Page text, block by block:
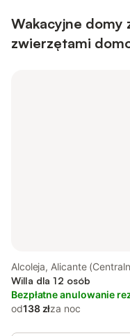
Wakacyjne domy
zwierzętami
Alcoleja, Alicante
Willa dla 12 osób
Bezpłatne anulowanie
od138 złza noc